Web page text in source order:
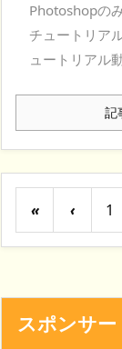
Photoshopの
チュートリア
ュートリアル
記
« ‹ 1
スポンサー